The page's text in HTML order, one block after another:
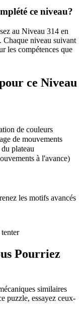
ce niveau?
au Niveau 314 en
Chaque niveau suivant
les compétences que
ce Niveau
de couleurs
de mouvements
plateau
à l'avance)
les motifs avancés
Pourriez
similaires
puzzle, essayez ceux-